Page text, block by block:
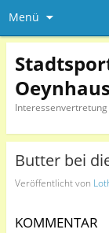
Menü
Butter bei
Veröffentlicht von
KOMMENTAR